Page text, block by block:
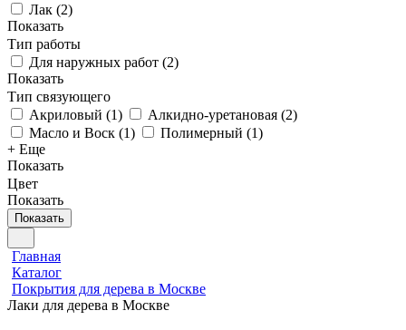
Лак (2)
Показать
Тип работы
Для наружных работ (2)
Показать
Тип связующего
Акриловый (1) Алкидно-уретановая (2)
Масло и Воск (1) Полимерный (1)
+ Еще
Показать
Цвет
Показать
Показать
Главная
Каталог
Покрытия для дерева в Москве
Лаки для дерева в Москве